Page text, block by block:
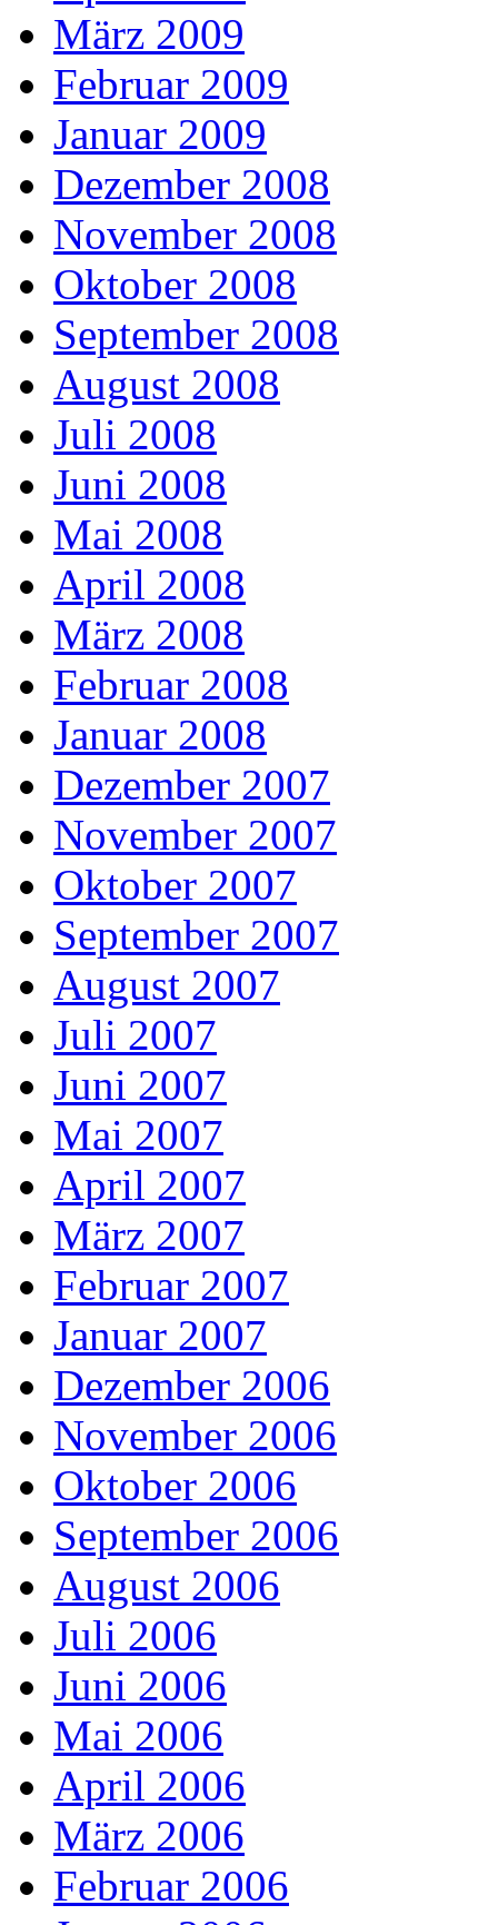
März 2009
Februar 2009
Januar 2009
Dezember 2008
November 2008
Oktober 2008
September 2008
August 2008
Juli 2008
Juni 2008
Mai 2008
April 2008
März 2008
Februar 2008
Januar 2008
Dezember 2007
November 2007
Oktober 2007
September 2007
August 2007
Juli 2007
Juni 2007
Mai 2007
April 2007
März 2007
Februar 2007
Januar 2007
Dezember 2006
November 2006
Oktober 2006
September 2006
August 2006
Juli 2006
Juni 2006
Mai 2006
April 2006
März 2006
Februar 2006